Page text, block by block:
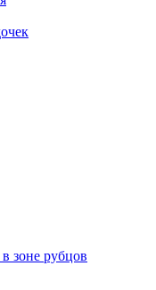
зоне рубцов